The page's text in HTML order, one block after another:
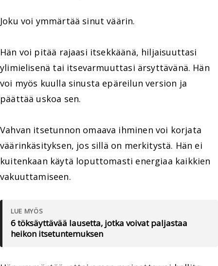
Joku voi ymmärtää sinut väärin.
Hän voi pitää rajaasi itsekkäänä, hiljaisuuttasi
ylimielisenä tai itsevarmuuttasi ärsyttävänä. Hän
voi myös kuulla sinusta epäreilun version ja
päättää uskoa sen.
Vahvan itsetunnon omaava ihminen voi korjata
väärinkäsityksen, jos sillä on merkitystä. Hän ei
kuitenkaan käytä loputtomasti energiaa kaikkien
vakuuttamiseen.
LUE MYÖS
6 töksäyttävää lausetta, jotka voivat paljastaa
heikon itsetuntemuksen